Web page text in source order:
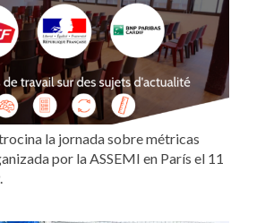
la jornada sobre métricas
por la ASSEMI en París el 11